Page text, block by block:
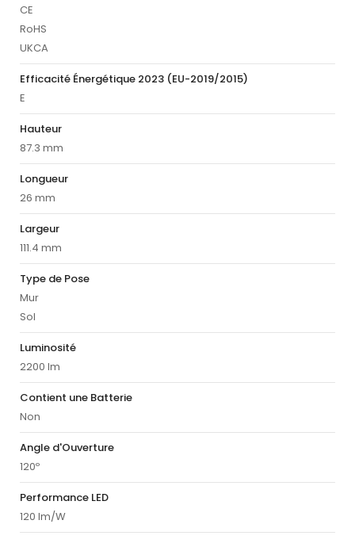
CE
RoHS
UKCA
Efficacité Énergétique 2023 (EU-2019/2015)
E
Hauteur
87.3 mm
Longueur
26 mm
Largeur
111.4 mm
Type de Pose
Mur
Sol
Luminosité
2200 lm
Contient une Batterie
Non
Angle d'Ouverture
120º
Performance LED
120 lm/W